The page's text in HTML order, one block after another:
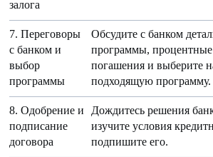
залога
7. Переговоры
с банком и
выбор
программы
Обсудите с банком
программы, процентные
погашения и выберите
подходящую программу.
8. Одобрение и
подписание
договора
Дождитесь решения
изучите условия
подпишите его.